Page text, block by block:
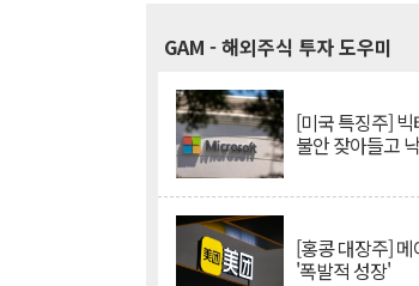
GAM - 해외주식 투자 도우미
[미국 특징주]
불안 잦아들고
[홍콩 대장주]
'폭발적 성장'